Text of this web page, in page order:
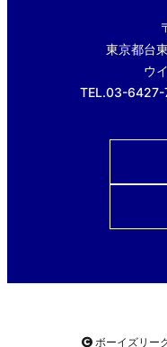
東京都台
ウ
TEL.03-
ボーイズリー